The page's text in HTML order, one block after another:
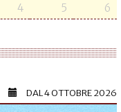
4 5 6
DAL4 OTTOBRE 2026